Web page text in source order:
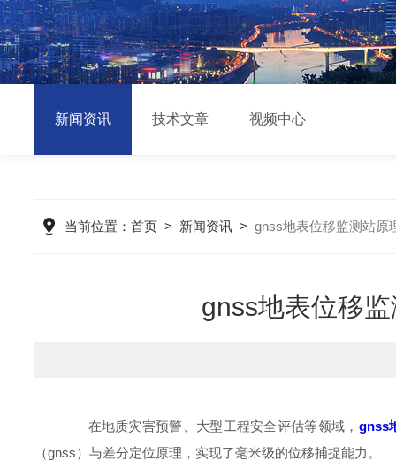
新闻资讯 技术文章 视频中心
当前位置： 首页 > 新闻资讯 > gnss地表位移监测站原
gnss地表位移
在地质灾害预警、大型工程安全评估等领域， gnss
（gnss）与差分定位原理，实现了毫米级的位移捕捉能力。